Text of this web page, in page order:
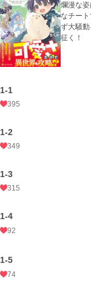
爛漫な
なチー
ず大騒
征く！
1-1
395
1-2
349
1-3
315
1-4
92
1-5
74